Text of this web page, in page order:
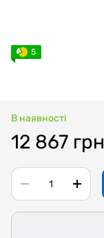
5
В наявності
12 867 грн